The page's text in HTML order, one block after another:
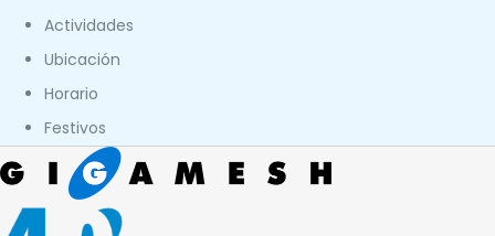
Actividades
Ubicación
Horario
Festivos